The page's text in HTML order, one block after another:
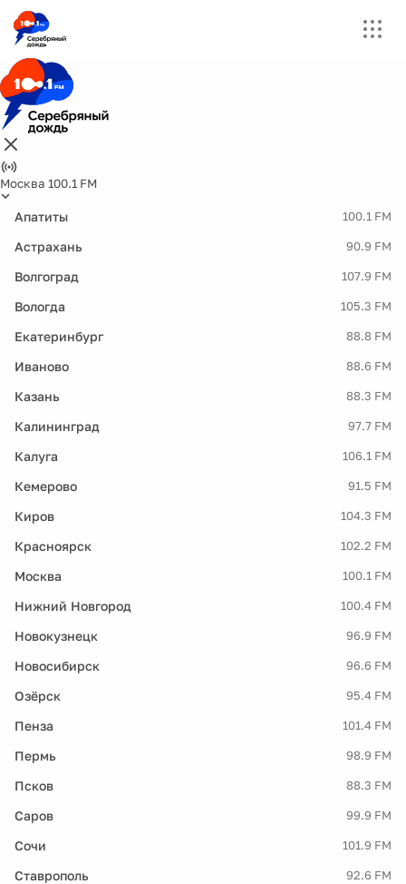
Москва 100.1 FM
Апатиты 100.1 FM
Астрахань 90.9 FM
Волгоград 107.9 FM
Вологда 105.3 FM
Екатеринбург 88.8 FM
Иваново 88.6 FM
Казань 88.3 FM
Калининград 97.7 FM
Калуга 106.1 FM
Кемерово 91.5 FM
Киров 104.3 FM
Красноярск 102.2 FM
Москва 100.1 FM
Нижний Новгород 100.4 FM
Новокузнецк 96.9 FM
Новосибирск 96.6 FM
Озёрск 95.4 FM
Пенза 101.4 FM
Пермь 98.9 FM
Псков 88.3 FM
Саров 99.9 FM
Сочи 101.9 FM
Ставрополь 92.6 FM